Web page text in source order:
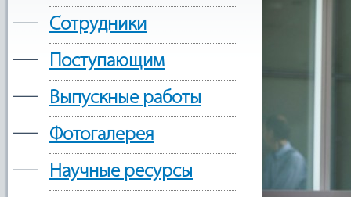
— Сотрудники
— Поступающим
— Выпускные работы
— Фотогалерея
— Научные ресурсы